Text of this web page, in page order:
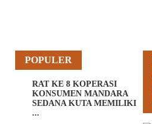
POPULER
RAT KE 8 KOPERASI
KONSUMEN MANDARA
SEDANA KUTA MEMILIKI
...